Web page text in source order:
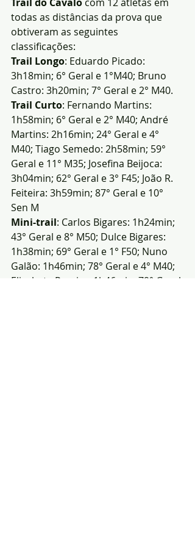
todas as distâncias da prova que
obtiveram as seguintes
classificações:
Trail Longo: Eduardo Picado:
3h18min; 6° Geral e 1°M40; Bruno
Castro: 3h20min; 7° Geral e 2° M40.
Trail Curto: Fernando Martins:
1h58min; 6° Geral e 2° M40; André
Martins: 2h16min; 24° Geral e 4°
M40; Tiago Semedo: 2h58min; 59°
Geral e 11° M35; Josefina Beijoca:
3h04min; 62° Geral e 3° F45; João R.
Feiteira: 3h59min; 87° Geral e 10°
Sen M
Mini-trail: Carlos Bigares: 1h24min;
43° Geral e 8° M50; Dulce Bigares:
1h38min; 69° Geral e 1° F50; Nuno
Galão: 1h46min; 78° Geral e 4° M40;
Elisabete Pereira: 1h46min; 79° Geral